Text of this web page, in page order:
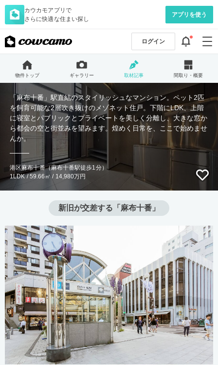
カウカモアプリで
さらに快適な住まい探し
アプリを使う
ログイン
物件トップ ギャラリー 取材記事 間取り・概要
「麻布十番」駅直結のスタイリッシュなマンション。ペット2匹
を飼育可能な2層吹き抜けのメゾネット住戸。下階にLDK、上階
に寝室とパブリックとプライベートを美しく分離し、大きな窓か
ら都会の空と街並みを望みます。煌めく日常を、ここで始めませ
んか。
港区麻布十番（麻布十番駅徒歩1分）
1LDK / 59.66㎡ / 14,980万円
新旧が交差する「麻布十番」